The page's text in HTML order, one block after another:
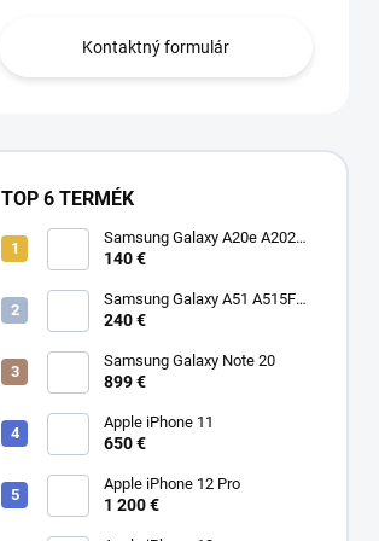
Kontaktný formulár
TOP 6 TERMÉK
Samsung Galaxy A20e A202F
Dual SIM
140 €
Samsung Galaxy A51 A515F
Dual SIM
240 €
Samsung Galaxy Note 20
899 €
Apple iPhone 11
650 €
Apple iPhone 12 Pro
1 200 €